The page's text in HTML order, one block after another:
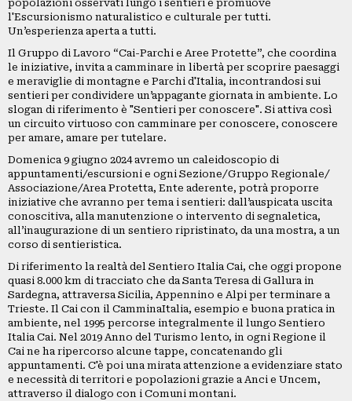
OPERATIVE
SEDE
CENTRALE
BIBLIOTECA
CINETECA
BACHECA
INSERZIONI
PUBBLICITARIE
PUBBLIREDAZIONALI
PICCOLI
ANNUNCI
popolazioni osservati lungo i sentieri e promuove
l'Escursionismo naturalistico e culturale per tutti.
Un’esperienza aperta a tutti.
Il Gruppo di Lavoro “Cai-Parchi e Aree Protette”, che coordina
le iniziative, invita a camminare in libertà per scoprire paesaggi
e meraviglie di montagne e Parchi d'Italia, incontrandosi sui
sentieri per condividere un’appagante giornata in ambiente. Lo
slogan di riferimento è "Sentieri per conoscere". Si attiva così
un circuito virtuoso con camminare per conoscere, conoscere
per amare, amare per tutelare.
Domenica 9 giugno 2024 avremo un caleidoscopio di
appuntamenti/escursioni e ogni Sezione/Gruppo Regionale/
Associazione/Area Protetta, Ente aderente, potrà proporre
iniziative che avranno per tema i sentieri: dall’auspicata uscita
conoscitiva, alla manutenzione o intervento di segnaletica,
all’inaugurazione di un sentiero ripristinato, da una mostra, a un
corso di sentieristica.
Di riferimento la realtà del Sentiero Italia Cai, che oggi propone
quasi 8.000 km di tracciato che da Santa Teresa di Gallura in
Sardegna, attraversa Sicilia, Appennino e Alpi per terminare a
Trieste. Il Cai con il CamminaItalia, esempio e buona pratica in
ambiente, nel 1995 percorse integralmente il lungo Sentiero
Italia Cai. Nel 2019 Anno del Turismo lento, in ogni Regione il
Cai ne ha ripercorso alcune tappe, concatenando gli
appuntamenti. C'è poi una mirata attenzione a evidenziare stato
e necessità di territori e popolazioni grazie a Anci e Uncem,
attraverso il dialogo con i Comuni montani.